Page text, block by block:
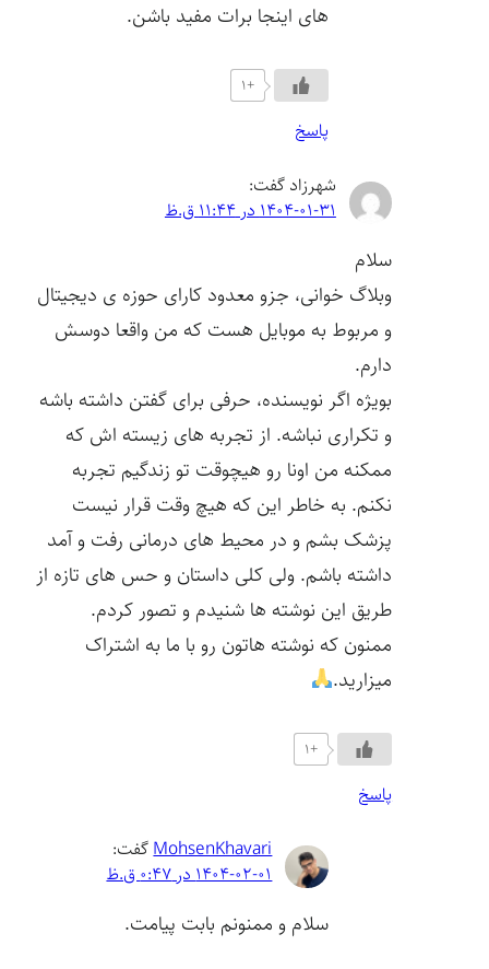
های اینجا برات مفید باشن.
+1
پاسخ
شهرزاد گفت:
1404-01-31 در 11:44 ق.ظ
سلام
وبلاگ خوانی، جزو معدود کارای حوزه ی دیجیتال
و مربوط به موبایل هست که من واقعا دوسش
دارم.
بویژه اگر نویسنده، حرفی برای گفتن داشته باشه
و تکراری نباشه. از تجربه های زیسته اش که
ممکنه من اونا رو هیچوقت تو زندگیم تجربه
نکنم. به خاطر این که هیچ وقت قرار نیست
پزشک بشم و در محیط های درمانی رفت و آمد
داشته باشم. ولی کلی داستان و حس های تازه از
طریق این نوشته ها شنیدم و تصور کردم.
ممنون که نوشته هاتون رو با ما به اشتراک
میزارید.
+1
پاسخ
MohsenKhavariگفت:
1404-02-01 در 0:47 ق.ظ
سلام و ممنونم بابت پیامت.